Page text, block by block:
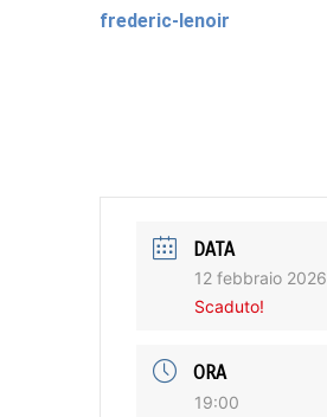
frederic-lenoir
DATA
12 febbraio 2026
Scaduto!
ORA
19:00